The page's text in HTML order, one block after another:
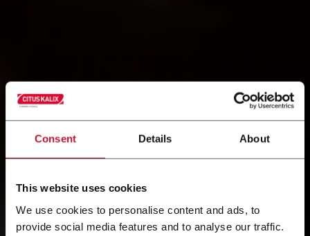
Consent Details About
This website uses cookies
We use cookies to personalise content and ads, to
provide social media features and to analyse our traffic.